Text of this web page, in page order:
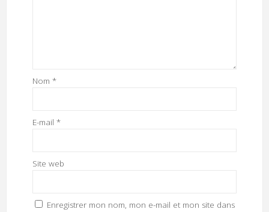
Nom *
E-mail *
Site web
Enregistrer mon nom, mon e-mail et mon site dans